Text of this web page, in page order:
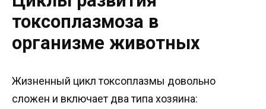
токсоплазмоза в
организме животных
Жизненный цикл токсоплазмы довольно
сложен и включает два типа хозяина: